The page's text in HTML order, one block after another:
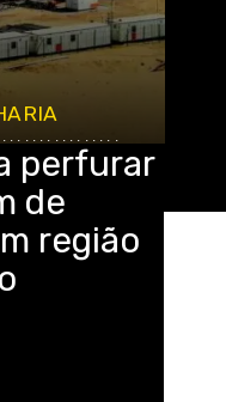
perfurar
de
região